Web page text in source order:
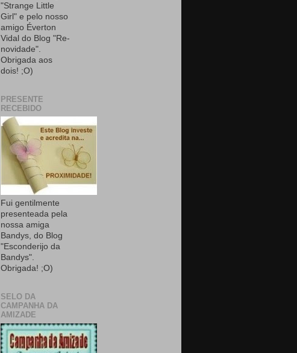
"Strange Little
Girl" e pelo nosso
amigo Éverton
Vidal do Blog "Re-
novidade".
Obrigada aos
dois! ;O)
PRESENTE
RECEBIDO
Fui gentilmente
presenteada pela
nossa amiga
Bandys, do Blog
"Esconderijo da
Bandys".
Obrigada! ;O)
SELO DA
CAMPANHA DA
AMIZADE